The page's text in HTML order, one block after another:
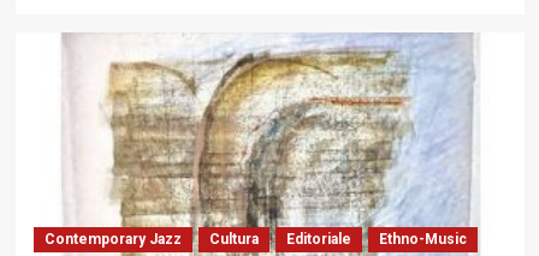
Contemporary Jazz Cultura Editoriale
Ethno-Music